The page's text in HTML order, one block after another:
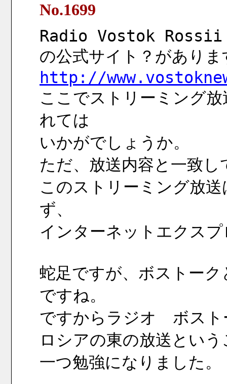
No.1699
Radio Vostok Rossii
の公式サイト？がありま
http://
ここでストリーミング
れては
いかがでしょうか。
ただ、放送内容と一致
このストリーミング放
ず、
インターネットエクス
蛇足ですが、ボストー
ですね。
ですからラジオ　ボス
ロシアの東の放送とい
一つ勉強になりました。